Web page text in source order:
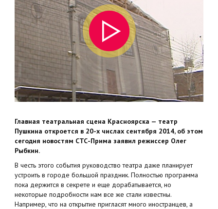
Главная театральная сцена Красноярска — театр
Пушкина откроется в 20-х числах сентября 2014, об этом
сегодня новостям СТС-Прима заявил режиссер Олег
Рыбкин.
В честь этого события руководство театра даже планирует
устроить в городе большой праздник. Полностью программа
пока держится в секрете и еще дорабатывается, но
некоторые подробности нам все же стали известны.
Например, что на открытие пригласят много иностранцев, а